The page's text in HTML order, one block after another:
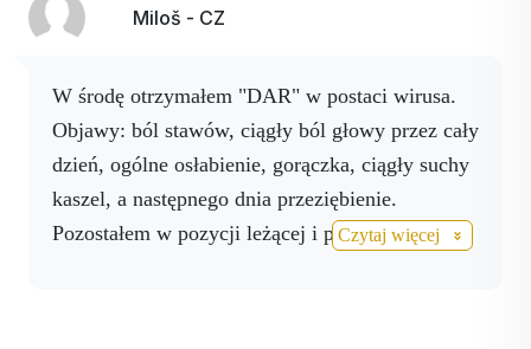
spray Activ Boswelia na watę i spray Activ
też to czuję, nie pozostają na powierzchni.
Odporność wspieramy sprayem Activ 3,
stosowanym pod język, a na ból mamy już pod
produkty zostały przetestowane na innych
dzieciach,sama satysfakcja. Zdecydowanie
Miloš - CZ
W środę otrzymałem "DAR" w postaci wirusa.
Objawy: ból stawów, ciągły ból głowy przez cały
dzień, ogólne osłabienie, gorączka, ciągły suchy
kaszel, a następnego dnia przeziębienie.
Pozostałem w pozycji leżącej i postawiłem na
Czytaj więcej